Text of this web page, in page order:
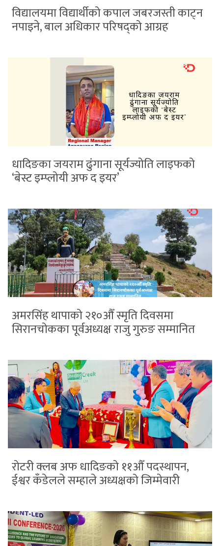
विद्यालयमा विद्यार्थीको कपाल जबरजस्ती काट्न
नपाइने, बाल अधिकार परिषद्को आग्रह
धादिङका जयराम ढुंगाना सूर्यज्योति लाइफको
‘बेस्ट इम्प्लोयी अफ द इयर’
अमरसिंह थापाको २१०औँ स्मृति दिवसमा
सिरानचोकका पूर्वअध्यक्ष राजु गुरुङ सम्मानित
रोटरी क्लब अफ धादिङको ११औँ पदस्थापन,
ईश्वर कँडेलले सम्हाले अध्यक्षको जिम्मेवारी